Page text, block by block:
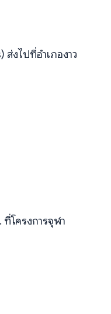
งไปที่อำเภองาว
ที่โครงการจุฬา